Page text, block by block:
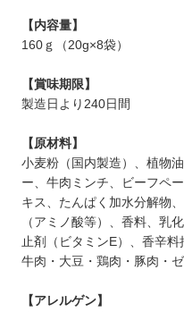
【内容量】
160ｇ（20g×8袋）
【賞味期限】
製造日より240日間
【原材料】
小麦粉（国内製造）、植物
ー、牛肉ミンチ、ビーフペ
キス、たんぱく加水分解物
（アミノ酸等）、香料、乳
止剤（ビタミンE）、香辛料
牛肉・大豆・鶏肉・豚肉・ゼ
【アレルゲン】